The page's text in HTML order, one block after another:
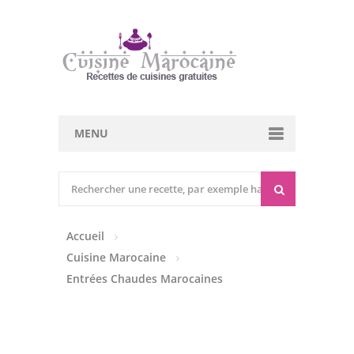
MENU
Entrées Froides
Tajines
Accueil
Cuisine Marocaine
Entrées Chaudes Marocaines